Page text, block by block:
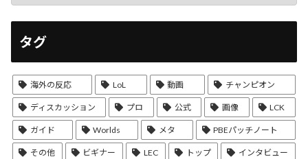
タグ
海外の反応 LoL 動画 チャンピオン
ディスカッション プロ 公式 画像 LCK
ガイド Worlds メタ PBEパッチノート
その他 ビギナー LEC トップ インタビュー